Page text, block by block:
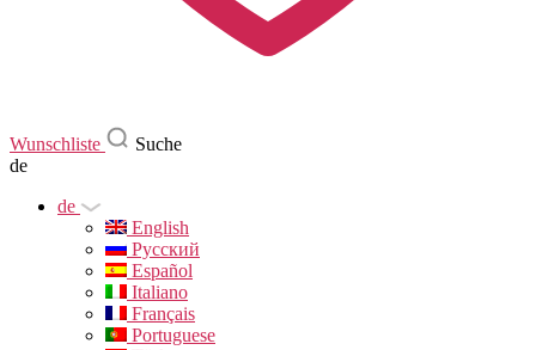
Wunschliste
Suche
de
de
English
Русский
Español
Italiano
Français
Portuguese